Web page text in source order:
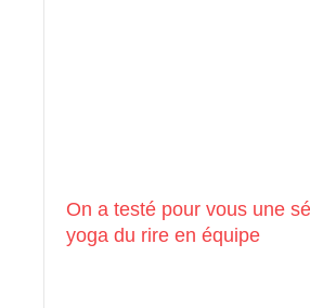
On a testé pour vous une
yoga du rire en équipe